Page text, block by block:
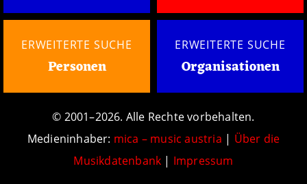
ERWEITERTE SUCHE
Personen
ERWEITERTE SUCHE
Organisationen
© 2001–2026. Alle Rechte vorbehalten.
Medieninhaber: mica – music austria | Über die
Musikdatenbank | Impressum